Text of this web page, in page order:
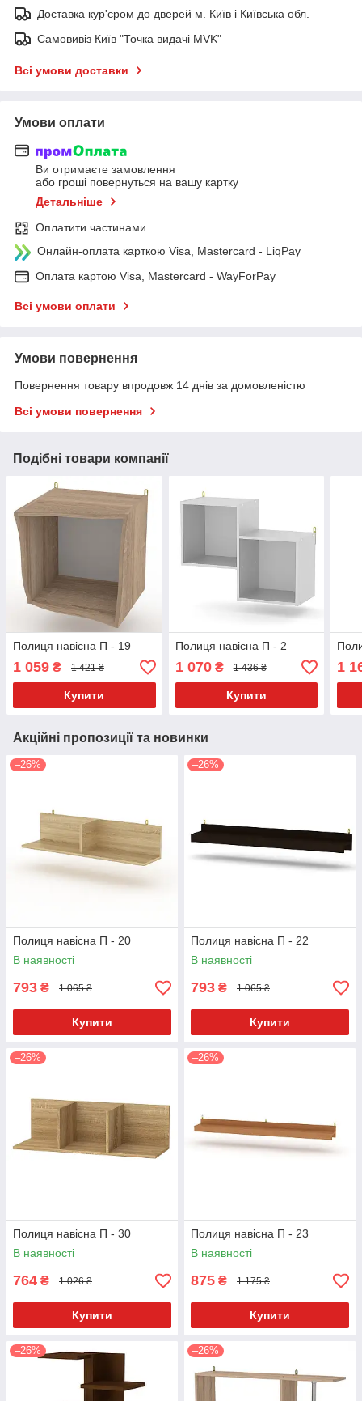
Доставка кур'єром до дверей м. Київ і Київська обл.
Самовивіз Київ "Точка видачі MVK"
Всі умови доставки
Умови оплати
Ви отримаєте замовлення
або гроші повернуться на вашу картку
Детальніше
Оплатити частинами
Онлайн-оплата карткою Visa, Mastercard - LiqPay
Оплата картою Visa, Mastercard - WayForPay
Всі умови оплати
Умови повернення
Повернення товару впродовж 14 днів за домовленістю
Всі умови повернення
Подібні товари компанії
Полиця навісна П - 19
1 059 ₴ 1 421 ₴
Купити
Полиця навісна П - 2
1 070₴ 1 436 ₴
Купити
1
Акційні пропозиції та новинки
–26%
Полиця навісна П - 20
В наявності
793 ₴ 1 065 ₴
Купити
–26%
Полиця навісна П - 22
В наявності
793 ₴ 1 065 ₴
Купити
–26%
Полиця навісна П - 30
В наявності
764 ₴ 1 026 ₴
Купити
–26%
Полиця навісна П - 23
В наявності
875 ₴ 1 175 ₴
Купити
–26% –26%